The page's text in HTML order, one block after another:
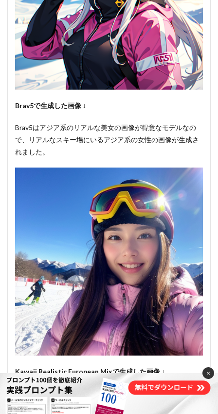
Brav5で生成した画像 ↓
Brav5はアジア系のリアルな美女の画像が得意なモデルなの
で、リアルなスキー場にいるアジア系の女性の画像が生成さ
れました。
Kawaii Realistic European Mixで生成した画像 ↓
Kawaii Realistic European Mixはヨーロッパ系のリアルな美女
の画像が得意なモデルなので、リアルなヨーロッパ系のスキ
×